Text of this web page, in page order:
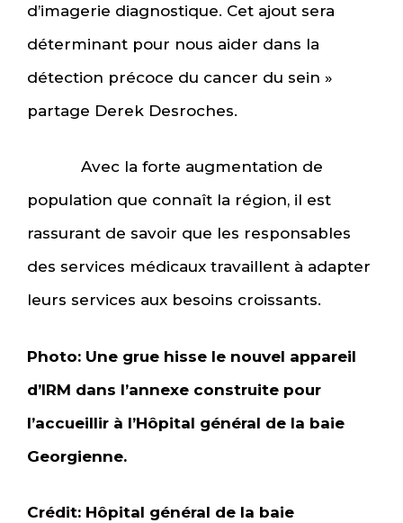
d’imagerie diagnostique. Cet ajout sera
déterminant pour nous aider dans la
détection précoce du cancer du sein »
partage Derek Desroches.
Avec la forte augmentation de
population que connaît la région, il est
rassurant de savoir que les responsables
des services médicaux travaillent à adapter
leurs services aux besoins croissants.
Photo: Une grue hisse le nouvel appareil
d’IRM dans l’annexe construite pour
l’accueillir à l’Hôpital général de la baie
Georgienne.
Crédit: Hôpital général de la baie